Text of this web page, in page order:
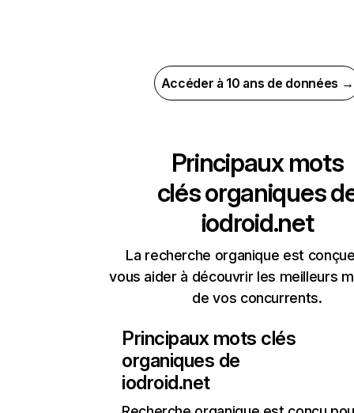
Accéder à 10 ans de données →
Principaux mots
clés organiques
iodroid.net
La recherche organique est
vous aider à découvrir les meilleurs
de vos concurrents.
Principaux mots clés
organiques de
iodroid.net